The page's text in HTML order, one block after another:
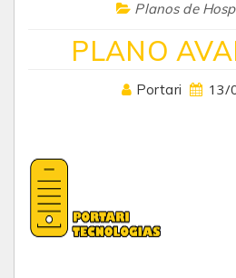
Planos de
PLANO
Portari 13/